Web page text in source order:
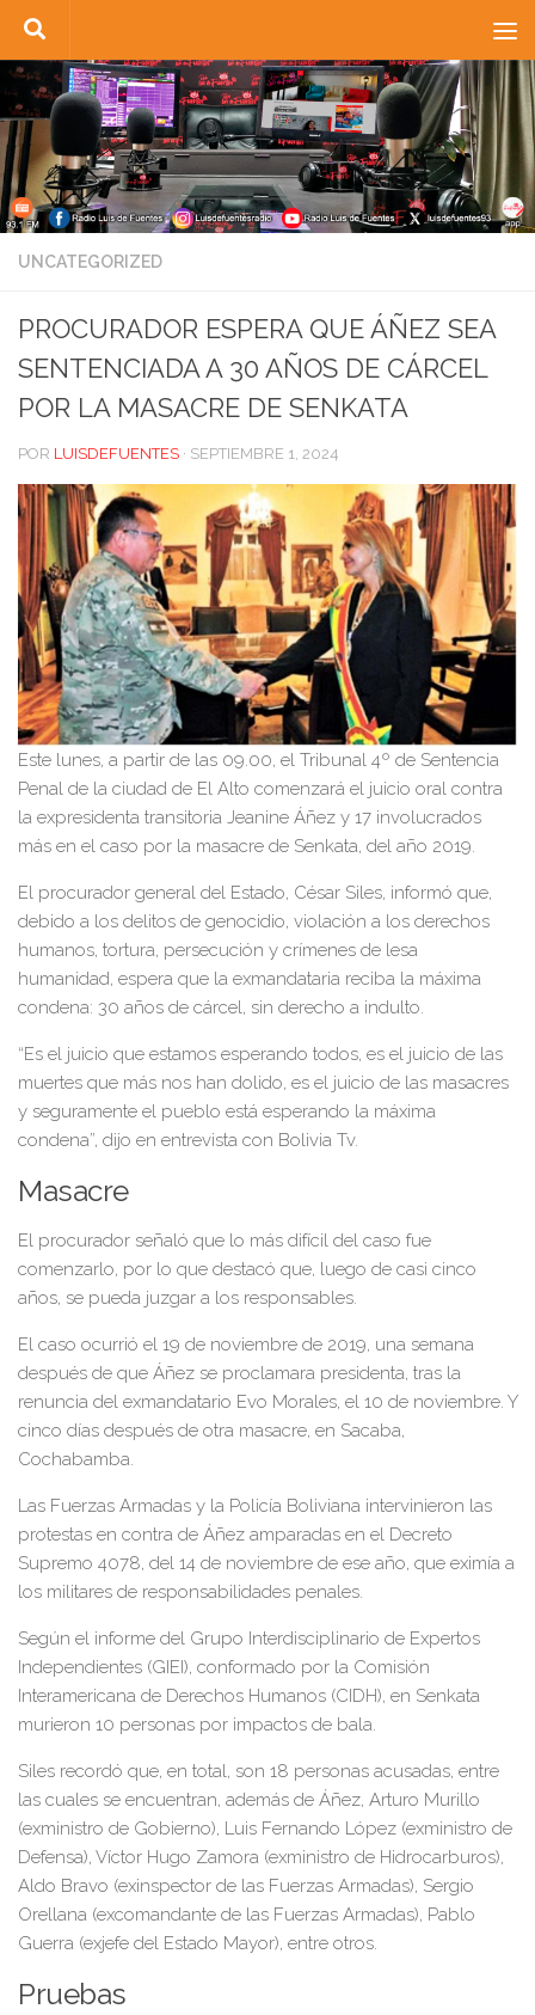
Saltar al contenido
UNCATEGORIZED
PROCURADOR ESPERA QUE ÁÑEZ SEA
SENTENCIADA A 30 AÑOS DE CÁRCEL
POR LA MASACRE DE SENKATA
POR LUISDEFUENTES · SEPTIEMBRE 1, 2024
Este lunes, a partir de las 09.00, el Tribunal 4º de Sentencia
Penal de la ciudad de El Alto comenzará el juicio oral contra
la expresidenta transitoria Jeanine Áñez y 17 involucrados
más en el caso por la masacre de Senkata, del año 2019.
El procurador general del Estado, César Siles, informó que,
debido a los delitos de genocidio, violación a los derechos
humanos, tortura, persecución y crímenes de lesa
humanidad, espera que la exmandataria reciba la máxima
condena: 30 años de cárcel, sin derecho a indulto.
“Es el juicio que estamos esperando todos, es el juicio de las
muertes que más nos han dolido, es el juicio de las masacres
y seguramente el pueblo está esperando la máxima
condena”, dijo en entrevista con Bolivia Tv.
Masacre
El procurador señaló que lo más difícil del caso fue
comenzarlo, por lo que destacó que, luego de casi cinco
años, se pueda juzgar a los responsables.
El caso ocurrió el 19 de noviembre de 2019, una semana
después de que Áñez se proclamara presidenta, tras la
renuncia del exmandatario Evo Morales, el 10 de noviembre. Y
cinco días después de otra masacre, en Sacaba,
Cochabamba.
Las Fuerzas Armadas y la Policía Boliviana intervinieron las
protestas en contra de Áñez amparadas en el Decreto
Supremo 4078, del 14 de noviembre de ese año, que eximía a
los militares de responsabilidades penales.
Según el informe del Grupo Interdisciplinario de Expertos
Independientes (GIEI), conformado por la Comisión
Interamericana de Derechos Humanos (CIDH), en Senkata
murieron 10 personas por impactos de bala.
Siles recordó que, en total, son 18 personas acusadas, entre
las cuales se encuentran, además de Áñez, Arturo Murillo
(exministro de Gobierno), Luis Fernando López (exministro de
Defensa), Víctor Hugo Zamora (exministro de Hidrocarburos),
Aldo Bravo (exinspector de las Fuerzas Armadas), Sergio
Orellana (excomandante de las Fuerzas Armadas), Pablo
Guerra (exjefe del Estado Mayor), entre otros.
Pruebas